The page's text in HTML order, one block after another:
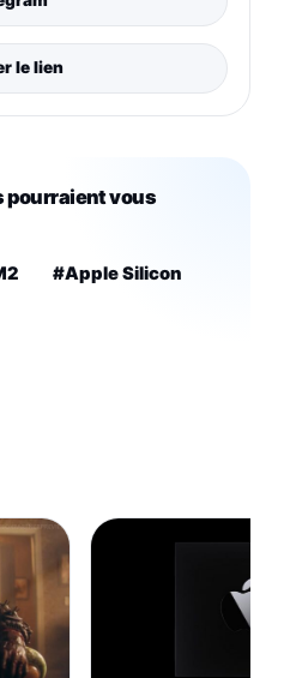
le lien
pourraient vous
#Apple Silicon